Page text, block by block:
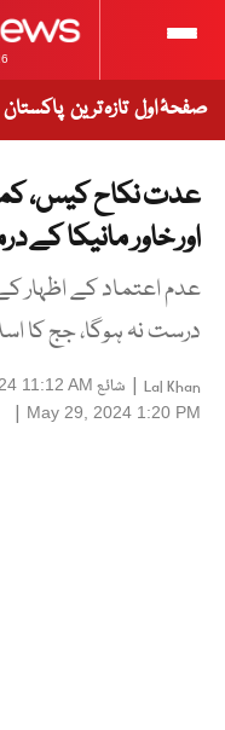
صفحۂ اول تازہ ترین پاکستان
عدت نکاح کیس،
اور خاور مانیکا کے
عدم اعتماد کے اظہار
درست نہ ہوگا، جج کا
Lal Khan
| شائع 11:12 AM
May 29, 2024 1:20 PM
|